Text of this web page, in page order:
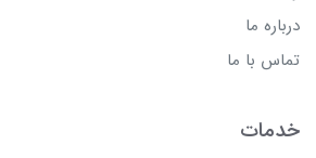
درباره ما
تماس با ما
خدمات